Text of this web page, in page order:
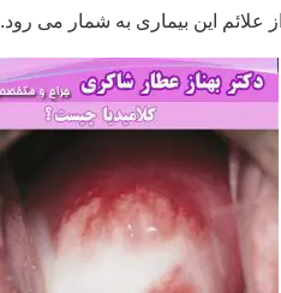
علائم این بیماری به شمار می رود.